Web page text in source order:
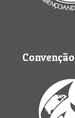
Convenção